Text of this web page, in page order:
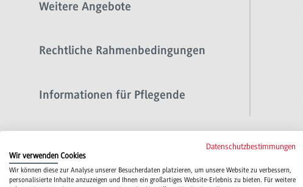
Weitere Angebote
Rechtliche Rahmenbedingungen
Informationen für Pflegende
Datenschutzbestimmungen
Wir verwenden Cookies
Wir können diese zur Analyse unserer Besucherdaten platzieren, um unsere Website zu verbessern,
personalisierte Inhalte anzuzeigen und Ihnen ein großartiges Website-Erlebnis zu bieten. Für weitere